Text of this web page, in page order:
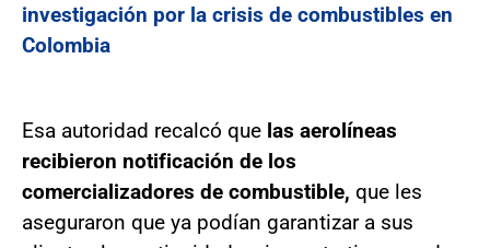
investigación por la crisis de combustibles en
Colombia
Esa autoridad recalcó que las aerolíneas
recibieron notificación de los
comercializadores de combustible, que les
aseguraron que ya podían garantizar a sus